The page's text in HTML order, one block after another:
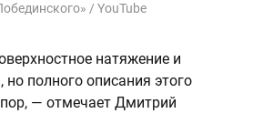
/ YouTube
натяжение и
полного описания этого
— отмечает Дмитрий